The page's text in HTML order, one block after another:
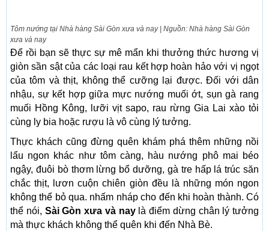
Tôm nướng tại Nhà hàng Sài Gòn xưa và nay | Nguồn: Nhà hàng Sài Gòn
xưa và nay
Để rồi bạn sẽ thực sự mê mẩn khi thưởng thức hương vị
giòn sần sật của các loại rau kết hợp hoàn hảo với vị ngọt
của tôm và thịt, không thể cưỡng lại được. Đối với dân
nhậu, sự kết hợp giữa mực nướng muối ớt, sụn gà rang
muối Hồng Kông, lưỡi vịt sapo, rau rừng Gia Lai xào tỏi
cùng ly bia hoặc rượu là vô cùng lý tưởng.
Thực khách cũng đừng quên khám phá thêm những nồi
lẩu ngon khác như tôm càng, hàu nướng phô mai béo
ngậy, đuôi bò thơm lừng bổ dưỡng, gà tre hấp lá trúc săn
chắc thịt, lươn cuộn chiên giòn đều là những món ngon
không thể bỏ qua. nhấm nháp cho đến khi hoàn thành. Có
thể nói, Sài Gòn xưa và naylà điểm dừng chân lý tưởng
mà thực khách không thể quên khi đến Nhà Bè.